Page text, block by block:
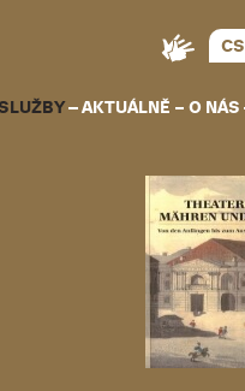
SLUŽBY AKTUÁLNĚ O NÁS
CS